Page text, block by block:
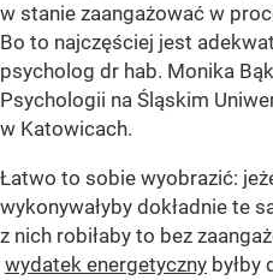
w stanie zaangażować w
Bo to najczęściej jest
psycholog dr hab. Monika
Psychologii na Śląskim
w Katowicach.
Łatwo to sobie wyobrazić:
wykonywałyby dokładnie te
z nich robiłaby to bez
wydatek energetyczny byłby